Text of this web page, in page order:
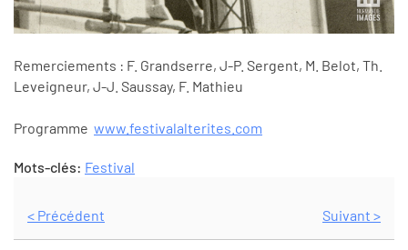
Remerciements : F. Grandserre, J-P. Sergent, M. Belot, Th.
Leveigneur, J-J. Saussay, F. Mathieu
Programme www. festivalalterites.com
Mots-clés: Festival
< Précédent Suivant >